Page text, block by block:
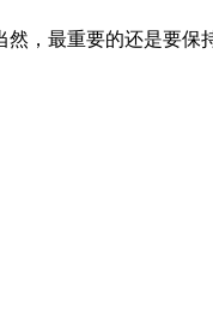
，最重要的还是要